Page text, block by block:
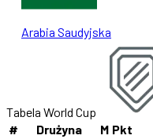
Arabia Saudyjska
Tabela World Cup
#
Drużyna M Pkt